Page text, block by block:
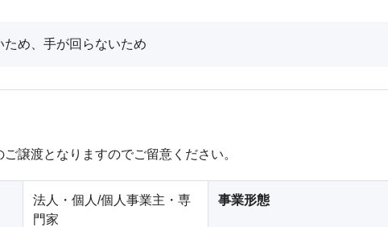
め、手が回らないため
譲渡となりますのでご留意ください。
法人・個人/個人事業主・専
門家
事業形態